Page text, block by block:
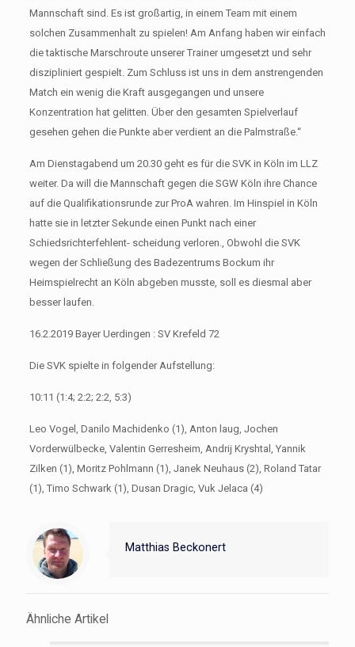
Mannschaft sind. Es ist großartig, in einem Team mit einem
solchen Zusammenhalt zu spielen! Am Anfang haben wir einfach
die taktische Marschroute unserer Trainer umgesetzt und sehr
diszipliniert gespielt. Zum Schluss ist uns in dem anstrengenden
Match ein wenig die Kraft ausgegangen und unsere
Konzentration hat gelitten. Über den gesamten Spielverlauf
gesehen gehen die Punkte aber verdient an die Palmstraße.“
Am Dienstagabend um 20.30 geht es für die SVK in Köln im LLZ
weiter. Da will die Mannschaft gegen die SGW Köln ihre Chance
auf die Qualifikationsrunde zur ProA wahren. Im Hinspiel in Köln
hatte sie in letzter Sekunde einen Punkt nach einer
Schiedsrichterfehlent- scheidung verloren., Obwohl die SVK
wegen der Schließung des Badezentrums Bockum ihr
Heimspielrecht an Köln abgeben musste, soll es diesmal aber
besser laufen.
16.2.2019 Bayer Uerdingen : SV Krefeld 72
Die SVK spielte in folgender Aufstellung:
10:11 (1:4; 2:2; 2:2, 5:3)
Leo Vogel, Danilo Machidenko (1), Anton laug, Jochen
Vorderwülbecke, Valentin Gerresheim, Andrij Kryshtal, Yannik
Zilken (1), Moritz Pohlmann (1), Janek Neuhaus (2), Roland Tatar
(1), Timo Schwark (1), Dusan Dragic, Vuk Jelaca (4)
Matthias Beckonert
Ähnliche Artikel